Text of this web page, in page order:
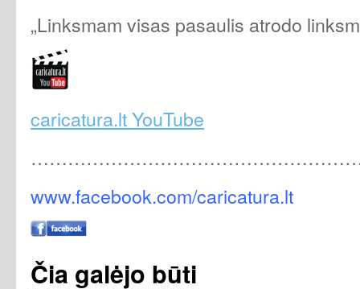
„Linksmam visas pasaulis atrodo
caricatura.lt YouTube
www.facebook.com/caricatura.lt
Čia galėjo būti